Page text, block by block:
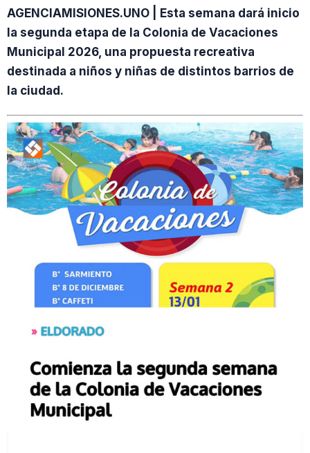
AGENCIAMISIONES.UNO | Esta semana dará inicio
la segunda etapa de la Colonia de Vacaciones
Municipal 2026, una propuesta recreativa
destinada a niños y niñas de distintos barrios de
la ciudad.